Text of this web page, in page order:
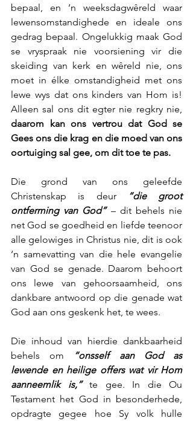
bepaal, en ‘n weeksdagwêreld waar
lewensomstandighede en ideale ons
gedrag bepaal. Ongelukkig maak God
se vryspraak nie voorsiening vir die
skeiding van kerk en wêreld nie, ons
moet in élke omstandigheid met ons
lewe wys dat ons kinders van Hom is!
daarom kan ons vertrou dat God se
Gees ons die krag en die moed van ons
oortuiging sal gee, om dit toe te pas.
Die grond van ons geleefde
Christenskap is deur
“die groot
ontferming van God” – dit behels nie
net God se goedheid en liefde teenoor
alle gelowiges in Christus nie, dit is ook
‘n samevatting van die hele evangelie
van God se genade. Daarom behoort
ons lewe van gehoorsaamheid, ons
dankbare antwoord op die genade wat
God aan ons geskenk het, te wees.
Die inhoud van hierdie dankbaarheid
behels om
“onsself aan God as
lewende en heilige offers wat vir Hom
aanneemlik is,” te gee. In die Ou
Testament het God in besonderhede,
opdragte gegee hoe Sy volk hulle